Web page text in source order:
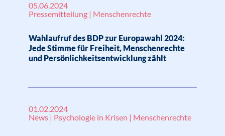
05.06.2024
Pressemitteilung | Menschenrechte
Wahlaufruf des BDP zur Europawahl 2024:
Jede Stimme für Freiheit, Menschenrechte
und Persönlichkeitsentwicklung zählt
01.02.2024
News | Psychologie in Krisen | Menschenrechte